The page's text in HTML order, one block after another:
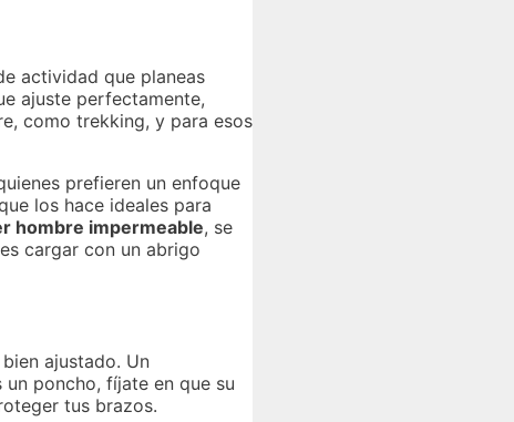
actividad que planeas
ajuste perfectamente,
como trekking, y para esos
prefieren un enfoque
los hace ideales para
hombre impermeable, se
cargar con un abrigo
ajustado. Un
poncho, fíjate en que su
tus brazos.